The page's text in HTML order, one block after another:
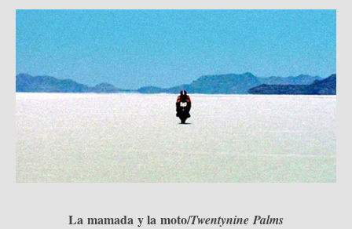
La mamada y la moto/Twentynine Palms